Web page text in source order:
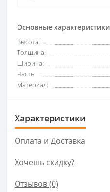
Основные характеристики
Высота:
Толщина:
Ширина:
Часть:
Материал:
Характеристики
Оплата и Доставка
Хочешь скидку?
Отзывов (0)